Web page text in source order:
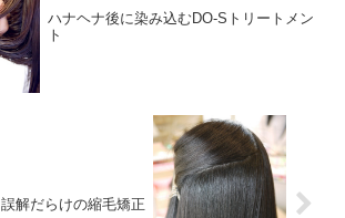
ハナヘナ後に染み込むDO-Sトリートメン
ト
誤解だらけの縮毛矯正